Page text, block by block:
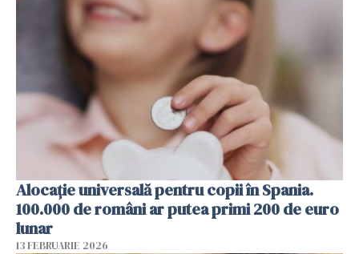
Alocație universală pentru copii în Spania.
100.000 de români ar putea primi 200 de euro
lunar
13 FEBRUARIE 2026